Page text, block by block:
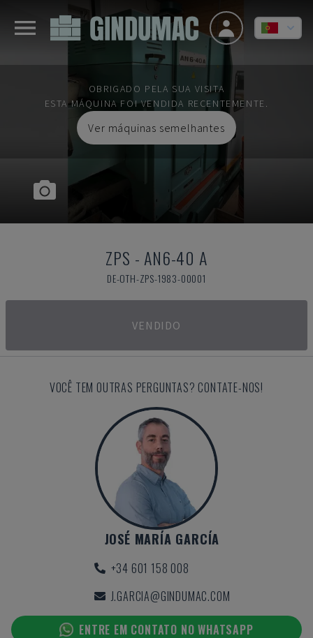
OBRIGADO PELA SUA VISITA
ESTA MÁQUINA FOI VENDIDA RECENTEMENTE.
Ver máquinas semelhantes
ZPS - AN6-40 A
DE-OTH-ZPS-1983-00001
VENDIDO
VOCÊ TEM OUTRAS PERGUNTAS? CONTATE-NOS!
JOSÉ MARÍA GARCÍA
+34 601 158 008
J.GARCIA@GINDUMAC.COM
ENTRE EM CONTATO NO WHATSAPP